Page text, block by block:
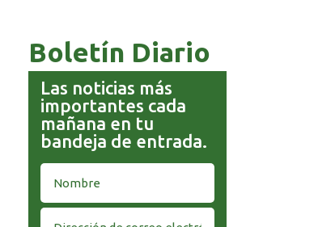
Boletín Diario
Las noticias más
importantes cada
mañana en tu
bandeja de entrada.